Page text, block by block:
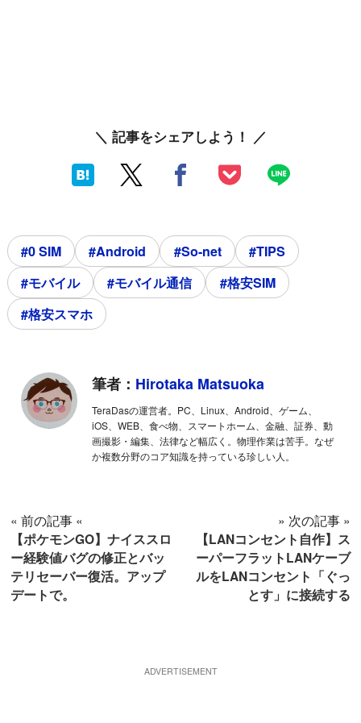
＼ 記事をシェアしよう！ ／
#0 SIM #Android #So-net
#TIPS
#モバイル
#モバイル通信
#格安SIM
#格安スマホ
筆者： Hirotaka Matsuoka
TeraDasの運営者。PC、Linux、Android、ゲーム、
iOS、WEB、食べ物、スマートホーム、金融、証券、動
画撮影・編集、法律など幅広く。物理作業は苦手。なぜ
か複数分野のコア知識を持っている珍しい人。
« 前の記事 «
【ポケモンGO】ナイススロ
ー経験値バグの修正とバッ
テリセーバー復活。アップ
デートで。
» 次の記事 »
【LANコンセント自作】ス
ーパーフラットLANケーブ
ルをLANコンセント「ぐっ
とす」に接続する